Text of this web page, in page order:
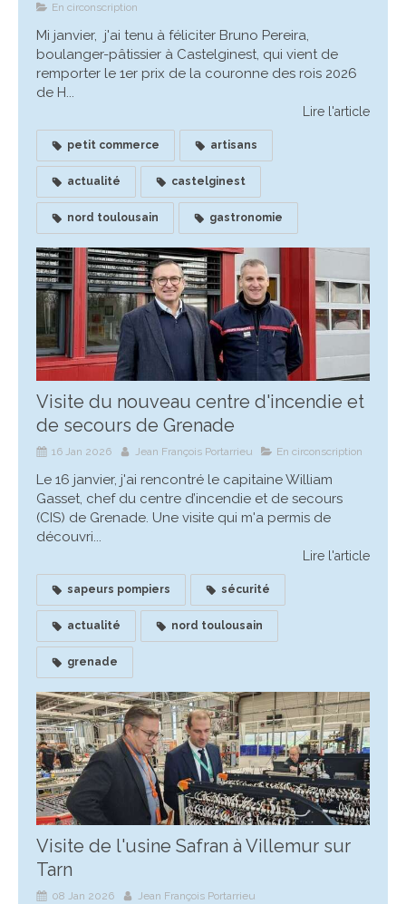
En circonscription
Mi janvier, j'ai tenu à féliciter Bruno Pereira,
boulanger-pâtissier à Castelginest, qui vient de
remporter le 1er prix de la couronne des rois 2026
de H...
Lire l'article
petit commerce artisans
actualité castelginest
nord toulousain gastronomie
Visite du nouveau centre d'incendie et
de secours de Grenade
16 Jan 2026 Jean François Portarrieu En circonscription
Le 16 janvier, j'ai rencontré le capitaine William
Gasset, chef du centre d’incendie et de secours
(CIS) de Grenade. Une visite qui m'a permis de
découvri...
Lire l'article
sapeurs pompiers sécurité
actualité nord toulousain
grenade
Visite de l'usine Safran à Villemur sur
Tarn
08 Jan 2026
Jean François Portarrieu